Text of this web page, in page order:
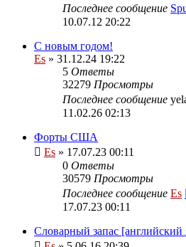
Последнее сообщение
10.07.12 20:22
С новым годом!
Es » 31.12.24 19:22
5 Ответы
32279 Просмотры
Последнее сообщение
11.02.26 02:13
Форты США
Es » 17.07.23 00:11
0 Ответы
30579 Просмотры
Последнее сообщение Es
17.07.23 00:11
Словарный запас [английский